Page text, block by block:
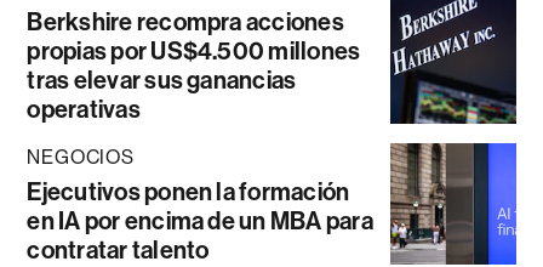
Berkshire recompra acciones
propias por US$4.500 millones
tras elevar sus ganancias
operativas
NEGOCIOS
Ejecutivos ponen la formación
en IA por encima de un MBA para
contratar talento